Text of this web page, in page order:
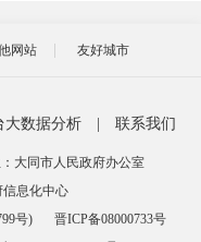
网站 友好城市
大数据分析 联系我们
大同市人民政府办公室
息化中心
号)
晋ICP备08000733号